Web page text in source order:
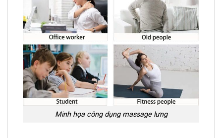
Minh họa công dụng massage lưng